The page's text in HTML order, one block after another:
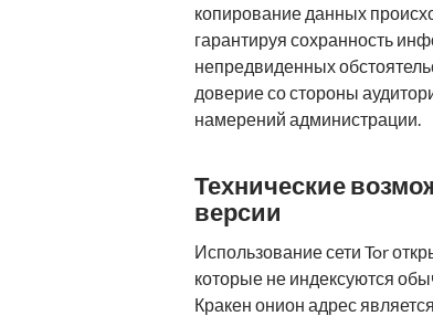
копирование данных
гарантируя сохранность
непредвиденных
доверие со стороны
намерений администрации.
Технические
версии
Использование сети Tor
которые не индексуются
Кракен онион адрес